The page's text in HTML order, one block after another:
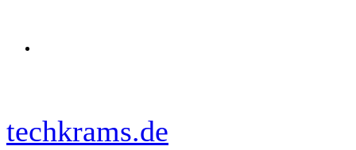
techkrams.de